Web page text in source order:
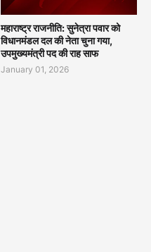
महाराष्ट्र राजनीति: सुनेत्रा पवार को
विधानमंडल दल की नेता चुना गया,
उपमुख्यमंत्री पद की राह साफ
January 01, 2026